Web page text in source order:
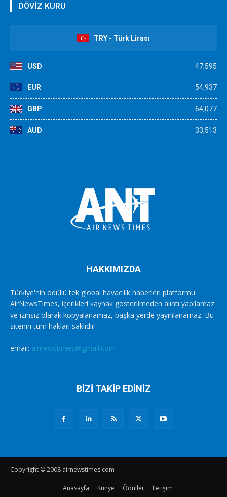
DÖVİZ KURU
TRY - Türk Lirası
USD 47,595
EUR 54,937
GBP 64,077
AUD 33,513
HAKKIMIZDA
Türkiye'nin ödüllü tek global havacılık haberleri platformu
AirNewsTimes, içerikleri kaynak gösterilmeden alıntı yapılamaz
ve izinsiz olarak kopyalanamaz, başka yerde yayınlanamaz. Bu
sitenin tüm hakları saklıdır.
email: airnewstimes@gmail.com
BİZİ TAKİP EDİNİZ
Copyright © 2008 airnewstimes.com
Anasayfa Künye Ödüller İletişim